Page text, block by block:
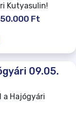
Kutyasulin!
50.000 Ft
09.05.
Hajógyári